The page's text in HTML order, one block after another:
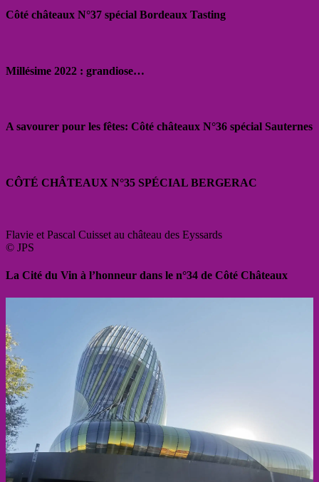
Côté châteaux N°37 spécial Bordeaux Tasting
Millésime 2022 : grandiose…
A savourer pour les fêtes: Côté châteaux N°36 spécial Sauternes
CÔTÉ CHÂTEAUX N°35 SPÉCIAL BERGERAC
Flavie et Pascal Cuisset au château des Eyssards
© JPS
La Cité du Vin à l’honneur dans le n°34 de Côté Châteaux